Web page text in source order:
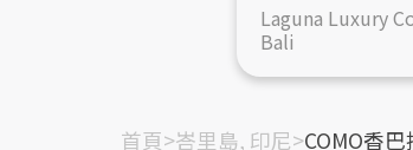
Laguna Luxury
Bali
首頁>峇里島, 印尼>COMO香